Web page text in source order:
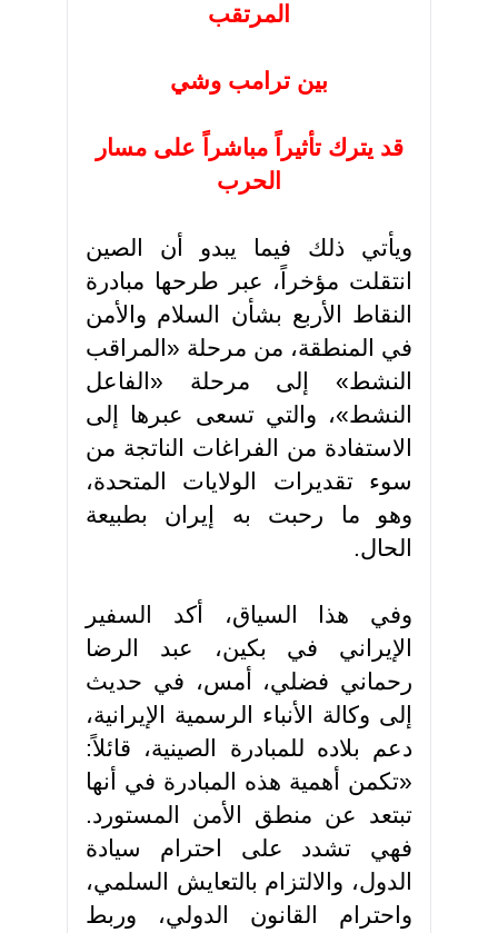
المرتقب
بين ترامب وشي
قد يترك تأثيراً مباشراً على مسار
الحرب
ويأتي ذلك فيما يبدو أن الصين
انتقلت مؤخراً، عبر طرحها مبادرة
النقاط الأربع بشأن السلام والأمن
في المنطقة، من مرحلة «المراقب
النشط» إلى مرحلة «الفاعل
النشط»، والتي تسعى عبرها إلى
الاستفادة من الفراغات الناتجة من
سوء تقديرات الولايات المتحدة،
وهو ما رحبت به إيران بطبيعة
الحال.
وفي هذا السياق، أكد السفير
الإيراني في بكين، عبد الرضا
رحماني فضلي، أمس، في حديث
إلى وكالة الأنباء الرسمية الإيرانية،
دعم بلاده للمبادرة الصينية، قائلاً:
«تكمن أهمية هذه المبادرة في أنها
تبتعد عن منطق الأمن المستورد.
فهي تشدد على احترام سيادة
الدول، والالتزام بالتعايش السلمي،
واحترام القانون الدولي، وربط